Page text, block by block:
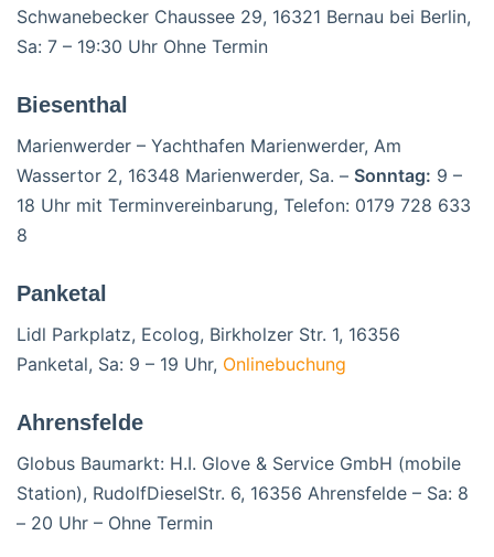
Schwanebecker Chaussee 29, 16321 Bernau bei Berlin,
Sa: 7 – 19:30 Uhr Ohne Termin
Biesenthal
Marienwerder – Yachthafen Marienwerder, Am
Wassertor 2, 16348 Marienwerder, Sa. – Sonntag: 9 –
18 Uhr mit Terminvereinbarung, Telefon: 0179 728 633
8
Panketal
Lidl Parkplatz, Ecolog, Birkholzer Str. 1, 16356
Panketal, Sa: 9 – 19 Uhr, Onlinebuchung
Ahrensfelde
Globus Baumarkt: H.I. Glove & Service GmbH (mobile
Station), Rudolf­Diesel­Str. 6, 16356 Ahrensfelde – Sa: 8
– 20 Uhr – Ohne Termin